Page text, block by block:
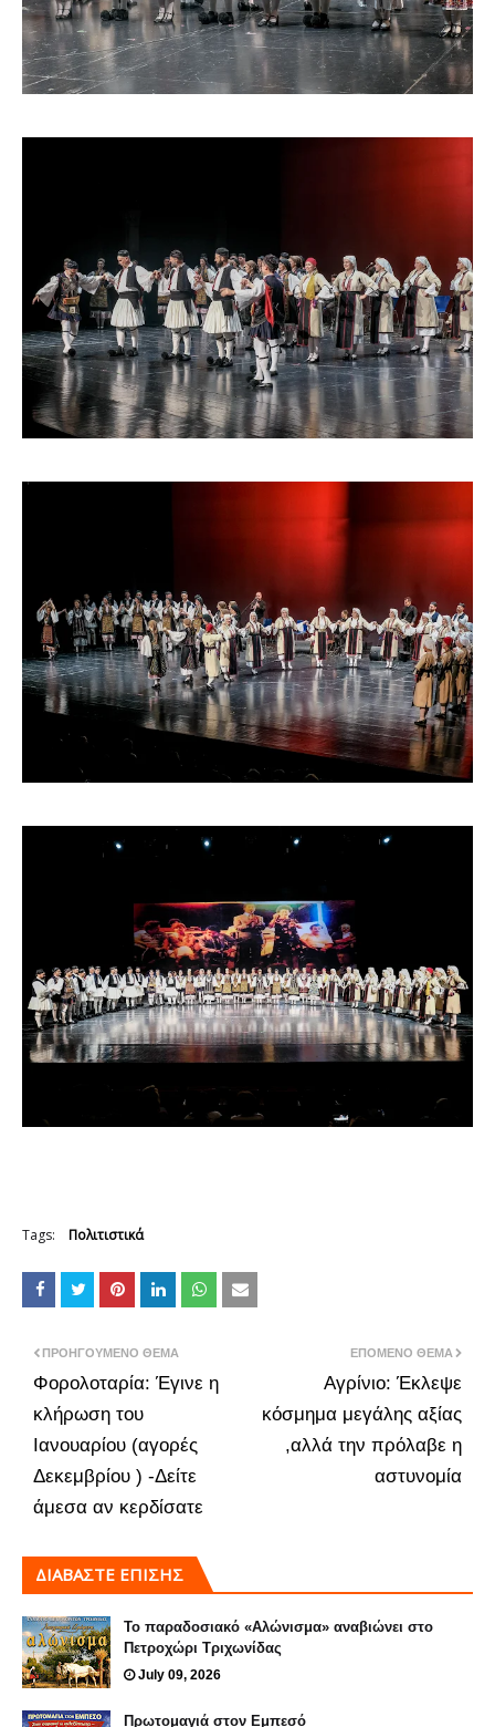
Tags: Πολιτιστικά
ΕΠΌΜΕΝΟ ΘΈΜΑ
Αγρίνιο: Έκλεψε
κόσμημα μεγάλης αξίας
,αλλά την πρόλαβε η
αστυνομία
ΠΡΟΗΓΟΎΜΕΝΟ ΘΈΜΑ
Φορολοταρία: Έγινε η
κλήρωση του
Ιανουαρίου (αγορές
Δεκεμβρίου ) -Δείτε
άμεσα αν κερδίσατε
ΔΙΑΒΑΣΤΕ ΕΠΙΣΗΣ
Το παραδοσιακό «Αλώνισμα» αναβιώνει στο
Πετροχώρι Τριχωνίδας
July 09, 2026
Πρωτομαγιά στον Εμπεσό